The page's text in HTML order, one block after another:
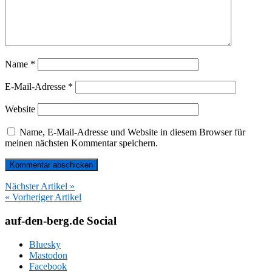
Name *
E-Mail-Adresse *
Website
Name, E-Mail-Adresse und Website in diesem Browser für
meinen nächsten Kommentar speichern.
Nächster Artikel »
« Vorheriger Artikel
auf-den-berg.de Social
Bluesky
Mastodon
Facebook